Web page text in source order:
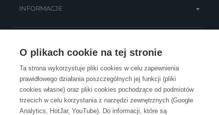
O plikach cookie na tej stronie
Ta strona wykorzystuje pliki cookies w celu zapewnienia
prawidłowego działania poszczególnych jej funkcji (pliki
cookies własne) oraz pliki cookies pochodzące od podmiotów
trzecich w celu korzystania z narzędzi zewnętrznych (Google
Analytics, HotJar, YouTube). Do informacji, które są
INFORMACJE
OBSŁUGA KLIENTA
KONTAKT